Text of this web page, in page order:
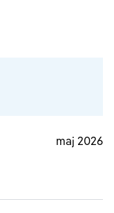
maj 2026